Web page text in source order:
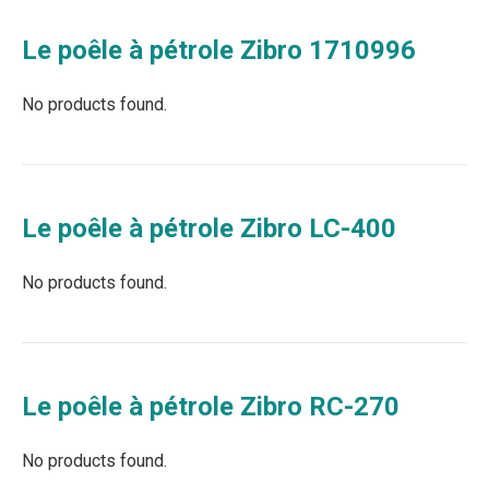
Le poêle à pétrole Zibro 1710996
No products found.
Le poêle à pétrole Zibro LC-400
No products found.
Le poêle à pétrole Zibro RC-270
No products found.